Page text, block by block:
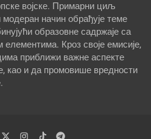
војске. Примарни циљ
начин обрађује теме
образовне садржаје са
Кроз своје емисије,
приближи важне аспекте
као и да промовише вредности